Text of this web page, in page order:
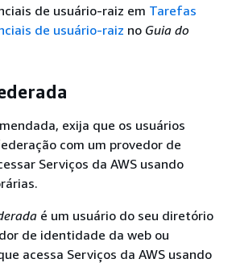
de usuário-raiz em Tarefas
de usuário-raiz no Guia do
exija que os usuários
com um provedor de
Serviços da AWS usando
é um usuário do seu diretório
de identidade da web ou
acessa Serviços da AWS usando